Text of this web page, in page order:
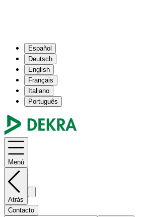
Español
Deutsch
English
Français
Italiano
Português
Menú
Atrás
Contacto